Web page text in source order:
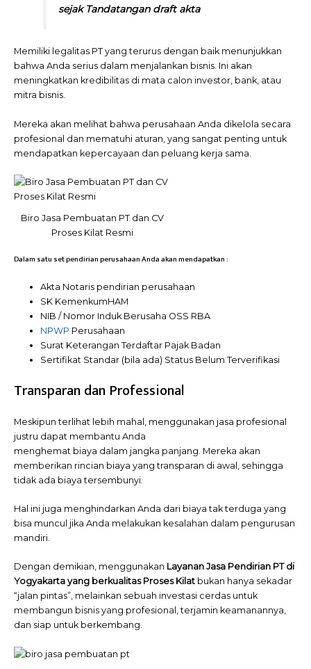
sejak Tandatangan draft akta
Memiliki legalitas PT yang terurus dengan baik menunjukkan
bahwa Anda serius dalam menjalankan bisnis. Ini akan
meningkatkan kredibilitas di mata calon investor, bank, atau
mitra bisnis.
Mereka akan melihat bahwa perusahaan Anda dikelola secara
profesional dan mematuhi aturan, yang sangat penting untuk
mendapatkan kepercayaan dan peluang kerja sama.
Biro Jasa Pembuatan PT dan CV
Proses Kilat Resmi
Dalam satu set pendirian perusahaan Anda akan mendapatkan :
Akta Notaris pendirian perusahaan
SK KemenkumHAM
NIB / Nomor Induk Berusaha OSS RBA
NPWP Perusahaan
Surat Keterangan Terdaftar Pajak Badan
Sertifikat Standar (bila ada) Status Belum Terverifikasi
Transparan dan Professional
Meskipun terlihat lebih mahal, menggunakan jasa profesional
justru dapat membantu Anda
menghemat biaya dalam jangka panjang. Mereka akan
memberikan rincian biaya yang transparan di awal, sehingga
tidak ada biaya tersembunyi.
Hal ini juga menghindarkan Anda dari biaya tak terduga yang
bisa muncul jika Anda melakukan kesalahan dalam pengurusan
mandiri.
Dengan demikian, menggunakan Layanan Jasa Pendirian PT di
Yogyakarta yang berkualitas Proses Kilat bukan hanya sekadar
“jalan pintas”, melainkan sebuah investasi cerdas untuk
membangun bisnis yang profesional, terjamin keamanannya,
dan siap untuk berkembang.